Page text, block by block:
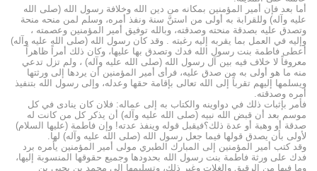
أما بعد فإن أمير المؤمنين بمكانه من دين الله وخلافة رسول الله (صلى الله
عليه وآله) وللقرابة به أولى من استنَّ سنة ونفذ أمره، وسلم لمن منحه منحة
وتصدق عليه بصدقة منحته وصدقته، وبالله توفيق أمير المؤمنين وعصمته ،
وإليه في العمل بما يقربه إليه رغبته . وقد كان رسول الله (صلى الله عليه وآله)
أعطى فاطمة بنت رسول الله فدك وتصدق بها عليها، وكان ذلك أمراً ظاهراً
معروفاً لا خلاف فيه بين آل رسول الله (صلى الله عليه وآله) ، ولم تزل تدعي
منه ما هو أولى به من صدق عليه، فرأى أمير المؤمنين أن يردها إلى ورثتها
ويسلمها إليهم تقرباً إلى الله تعالى بإقامة حقها وعدله، وإلى رسول الله بتنفيذ
أمره وصدقته.
فأمر بإثبات ذلك في دواوينه والكتاب به إلى عماله: فلان كان ينادى في كل
موسم بعد أن قبض الله نبيه (صلى الله عليه وآله) أن يذكر كل من كانت له
صدقة أو وهبة أو عدة ذلك؟فيقبل قوله وينفذ عدته! وإن فاطمة (عليها السلام)
لأولى بأن يصدق قولها فيما جعل رسول الله (صلى الله عليه وآله) لها.
وقد كتب أمير المؤمنين إلى المبارك الطبري مولى أمير المؤمنين يأمره برد
فدك على ورثة فاطمة بنت رسول الله بحدودها وجميع حقوقها المنسوبة إليها،
وما فيها من الرقيق والغلات وغير ذلك، وتسليمها إلى محمد بن يحيى بن